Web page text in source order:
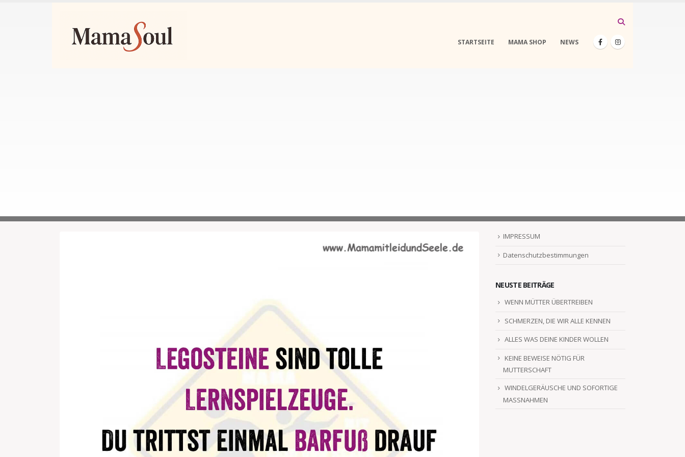
STARTSEITE MAMA SHOP NEWS
IMPRESSUM
Datenschutzbestimmungen
NEUSTE BEITRÄGE
WENN MÜTTER ÜBERTREIBEN
SCHMERZEN, DIE WIR ALLE KENNEN
ALLES WAS DEINE KINDER WOLLEN
KEINE BEWEISE NÖTIG FÜR
MUTTERSCHAFT
WINDELGERÄUSCHE UND SOFORTIGE
MASSNAHMEN